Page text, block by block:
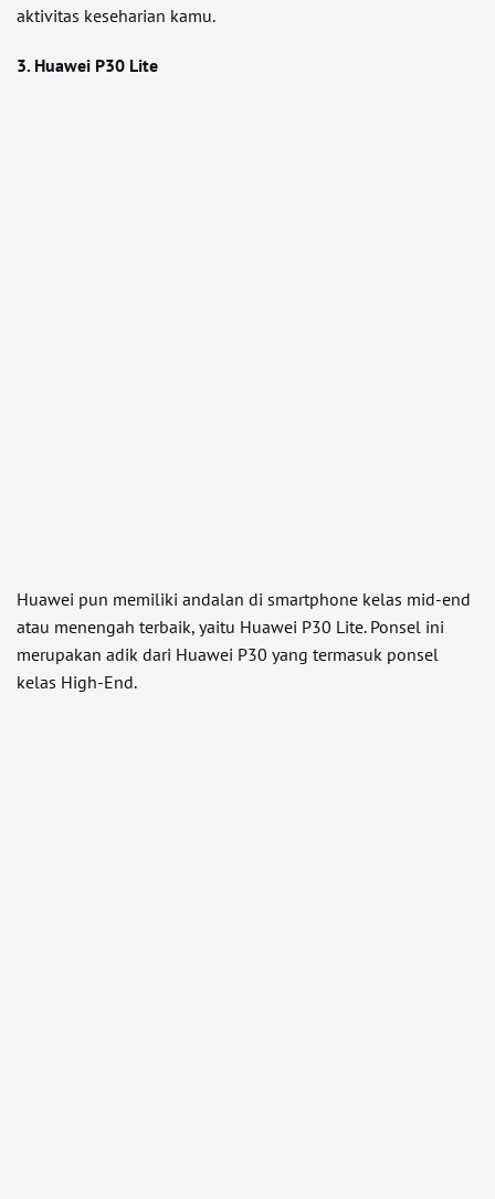
aktivitas keseharian kamu.
3. Huawei P30 Lite
Huawei pun memiliki andalan di smartphone kelas mid-end
atau menengah terbaik, yaitu Huawei P30 Lite. Ponsel ini
merupakan adik dari Huawei P30 yang termasuk ponsel
kelas High-End.